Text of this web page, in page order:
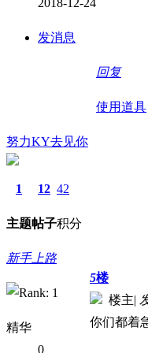
发消息
回复
使用道具
努力KY去见你
1
主题
12
帖子
42
积分
新手上路
精华
0
5楼
楼主|
你们都着